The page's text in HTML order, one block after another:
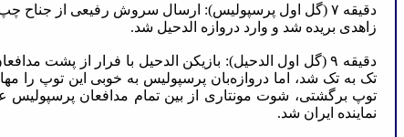
دقیقه ۷ (گل اول پرسپولیس): ارسال سروش رفیعی از
زاهدی بریده شد و وارد دروازه الدحیل شد.
دقیقه ۹ (گل اول الدحیل): بازیکن الدحیل با فرار از پشت
تک به تک شد، اما دروازه‌بان پرسپولیس به خوبی این توپ را
توپ برگشتی، شوت مونتاری از بین تمام مدافعان پرسپولیس
نماینده ایران شد.